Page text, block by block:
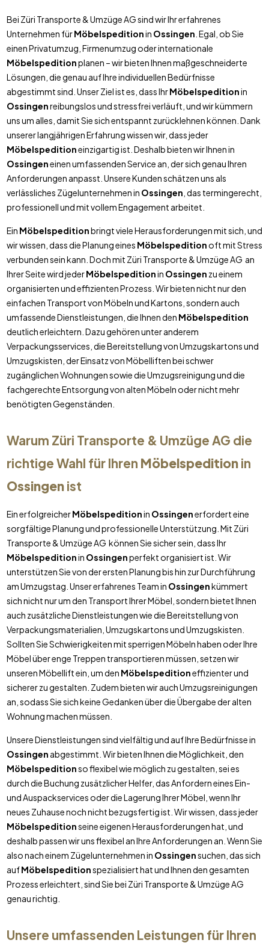
Bei Züri Transporte & Umzüge AG sind wir Ihr erfahrenes
Unternehmen fürMöbelspeditionin Ossingen . Egal, ob Sie
einen Privatumzug, Firmenumzug oder internationale
Möbelspeditionplanen – wir bieten Ihnen maßgeschneiderte
Lösungen, die genau auf Ihre individuellen Bedürfnisse
abgestimmt sind. Unser Ziel ist es, dass IhrMöbelspeditionin
Ossingenreibungslos und stressfrei verläuft, und wir kümmern
uns um alles, damit Sie sich entspannt zurücklehnen können. Dank
unserer langjährigen Erfahrung wissen wir, dass jeder
Möbelspeditioneinzigartig ist. Deshalb bieten wir Ihnen in
Ossingeneinen umfassenden Service an, der sich genau Ihren
Anforderungen anpasst. Unsere Kunden schätzen uns als
verlässliches Zügelunternehmen in Ossingen , das termingerecht,
professionell und mit vollem Engagement arbeitet.
Ein Möbelspeditionbringt viele Herausforderungen mit sich, und
wir wissen, dass die Planung eines Möbelspeditionoft mit Stress
verbunden sein kann. Doch mit Züri Transporte & Umzüge AG an
Ihrer Seite wird jederMöbelspeditionin Ossingen zu einem
organisierten und effizienten Prozess. Wir bieten nicht nur den
einfachen Transport von Möbeln und Kartons, sondern auch
umfassende Dienstleistungen, die Ihnen den Möbelspedition
deutlich erleichtern. Dazu gehören unter anderem
Verpackungsservices, die Bereitstellung von Umzugskartons und
Umzugskisten, der Einsatz von Möbelliften bei schwer
zugänglichen Wohnungen sowie die Umzugsreinigung und die
fachgerechte Entsorgung von alten Möbeln oder nicht mehr
benötigten Gegenständen.
Warum Züri Transporte & Umzüge AG die
richtige Wahl für Ihren Möbelspeditionin
Ossingenist
Ein erfolgreicherMöbelspeditionin Ossingenerfordert eine
sorgfältige Planung und professionelle Unterstützung. Mit Züri
Transporte & Umzüge AG können Sie sicher sein, dass Ihr
Möbelspeditionin Ossingenperfekt organisiert ist. Wir
unterstützen Sie von der ersten Planung bis hin zur Durchführung
am Umzugstag. Unser erfahrenes Team in Ossingenkümmert
sich nicht nur um den Transport Ihrer Möbel, sondern bietet Ihnen
auch zusätzliche Dienstleistungen wie die Bereitstellung von
Verpackungsmaterialien, Umzugskartons und Umzugskisten.
Sollten Sie Schwierigkeiten mit sperrigen Möbeln haben oder Ihre
Möbel über enge Treppen transportieren müssen, setzen wir
unseren Möbellift ein, um den Möbelspeditioneffizienter und
sicherer zu gestalten. Zudem bieten wir auch Umzugsreinigungen
an, sodass Sie sich keine Gedanken über die Übergabe der alten
Wohnung machen müssen.
Unsere Dienstleistungen sind vielfältig und auf Ihre Bedürfnisse in
Ossingen abgestimmt. Wir bieten Ihnen die Möglichkeit, den
Möbelspeditionso flexibel wie möglich zu gestalten, sei es
durch die Buchung zusätzlicher Helfer, das Anfordern eines Ein-
und Auspackservices oder die Lagerung Ihrer Möbel, wenn Ihr
neues Zuhause noch nicht bezugsfertig ist. Wir wissen, dass jeder
Möbelspeditionseine eigenen Herausforderungen hat, und
deshalb passen wir uns flexibel an Ihre Anforderungen an. Wenn Sie
also nach einem Zügelunternehmen in Ossingensuchen, das sich
aufMöbelspeditionspezialisiert hat und Ihnen den gesamten
Prozess erleichtert, sind Sie bei Züri Transporte & Umzüge AG
genau richtig.
Unsere umfassenden Leistungen für Ihren